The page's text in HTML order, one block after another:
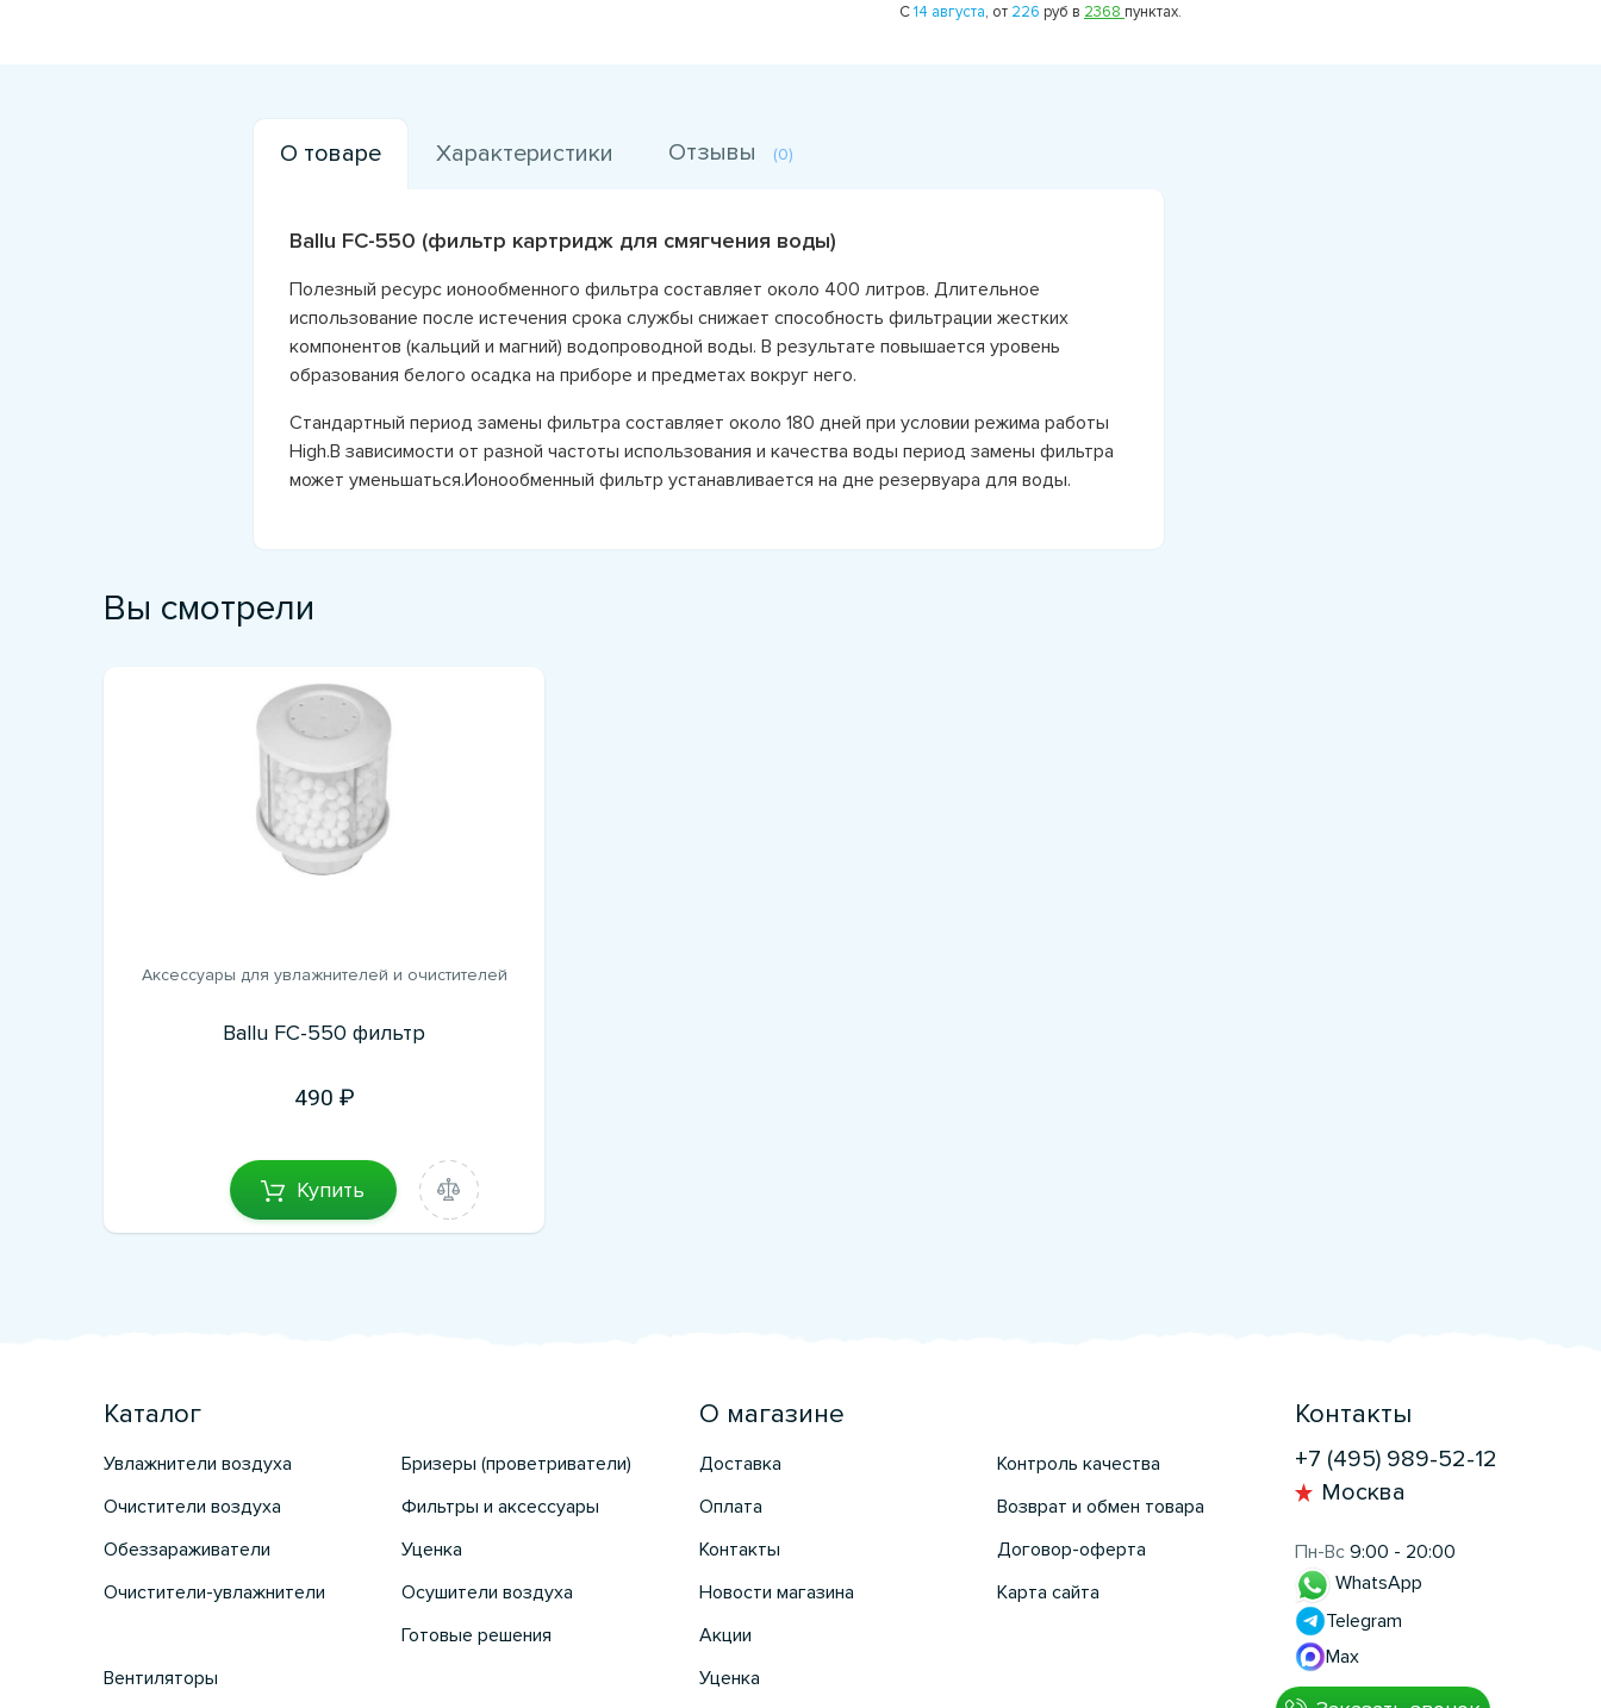
С14 августа, от 226 руб в 2368 пунктах.
О товаре Характеристики Отзывы (0)
Ballu FC-550 (фильтр картридж для смягчения воды)
Полезный ресурс ионообменного фильтра составляет около 400 литров. Длительное
использование после истечения срока службы снижает способность фильтрации жестких
компонентов (кальций и магний) водопроводной воды. В результате повышается уровень
образования белого осадка на приборе и предметах вокруг него.
Стандартный период замены фильтра составляет около 180 дней при условии режима работы
High.В зависимости от разной частоты использования и качества воды период замены фильтра
может уменьшаться.Ионообменный фильтр устанавливается на дне резервуара для воды.
Вы смотрели
Аксессуары для увлажнителей и очистителей
Ballu FC-550 фильтр
490
Купить
Каталог
Увлажнители воздуха
Очистители воздуха
Обеззараживатели
Очистители-увлажнители
Бризеры (проветриватели)
Фильтры и аксессуары
Уценка
Осушители воздуха
Готовые решения
Вентиляторы
О магазине
Доставка
Оплата
Контакты
Новости магазина
Акции
Уценка
Контроль качества
Возврат и обмен товара
Договор-оферта
Карта сайта
Контакты
+7 (495) 989-52-12
Москва
Пн-Вс 9:00 - 20:00
WhatsApp
Telegram
Max